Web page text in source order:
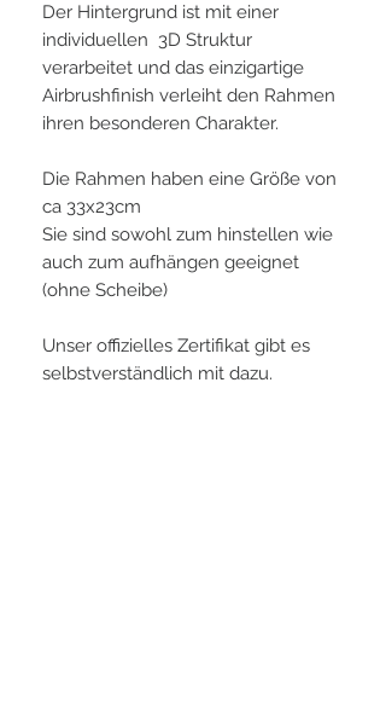
Der Hintergrund ist mit einer
individuellen 3D Struktur
verarbeitet und das einzigartige
Airbrushfinish verleiht den Rahmen
ihren besonderen Charakter.
Die Rahmen haben eine Größe von
ca 33x23cm
Sie sind sowohl zum hinstellen wie
auch zum aufhängen geeignet
(ohne Scheibe)
Unser offizielles Zertifikat gibt es
selbstverständlich mit dazu.